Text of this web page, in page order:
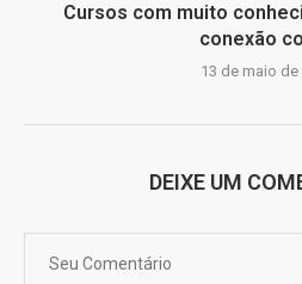
Cursos com muito
conexão
13 de maio de
DEIXE UM